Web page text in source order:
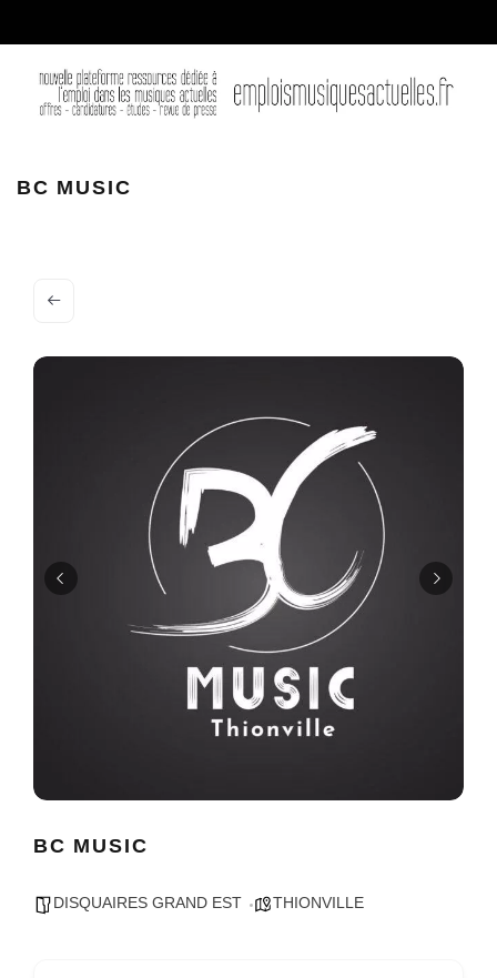
BC MUSIC
BC MUSIC
DISQUAIRES GRAND EST THIONVILLE